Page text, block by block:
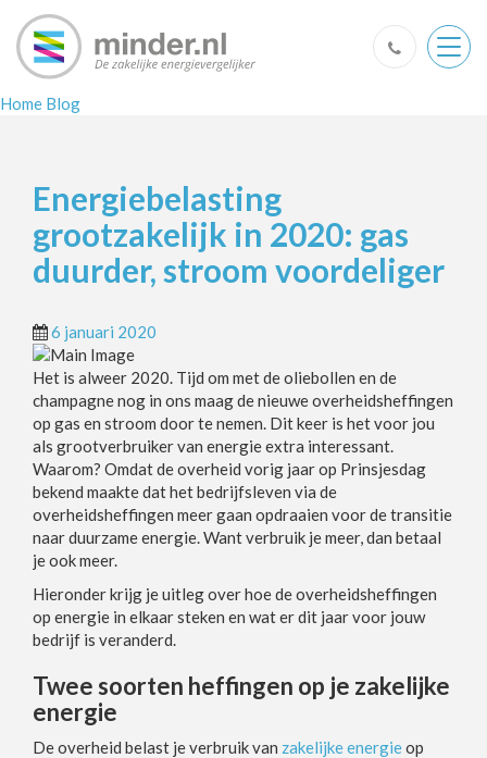
Home Blog
Energiebelasting
grootzakelijk in 2020: gas
duurder, stroom voordeliger
6 januari 2020
Het is alweer 2020. Tijd om met de oliebollen en de
champagne nog in ons maag de nieuwe overheidsheffingen
op gas en stroom door te nemen. Dit keer is het voor jou
als grootverbruiker van energie extra interessant.
Waarom? Omdat de overheid vorig jaar op Prinsjesdag
bekend maakte dat het bedrijfsleven via de
overheidsheffingen meer gaan opdraaien voor de transitie
naar duurzame energie. Want verbruik je meer, dan betaal
je ook meer.
Hieronder krijg je uitleg over hoe de overheidsheffingen
op energie in elkaar steken en wat er dit jaar voor jouw
bedrijf is veranderd.
Twee soorten heffingen op je zakelijke
energie
De overheid belast je verbruik van zakelijke energieop